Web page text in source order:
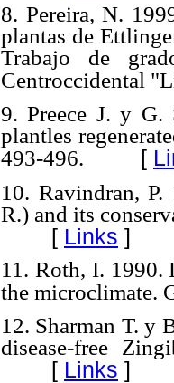
8. Pereira, N.
plantas de
Trabajo de
Centroccidental
9. Preece J. y G.
plantles
493-496. [
10. Ravindran,
R.) and its
[ Links ]
11. Roth, I. 1990.
the microclimate.
12. Sharman T. y
disease-free
[ Links ]